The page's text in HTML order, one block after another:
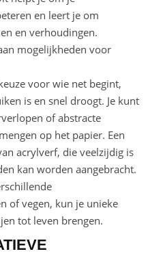
en leert je om
en verhoudingen.
mogelijkheden voor
voor wie net begint,
is en snel droogt. Je kunt
of abstracte
op het papier. Een
acrylverf, die veelzijdig is
kan worden aangebracht.
of vegen, kun je unieke
tot leven brengen.